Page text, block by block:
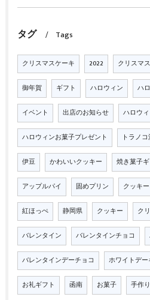
タグ Tags
クリスマスケーキ 2022 クリスマ
御年賀 ギフト ハロウィン ハ
イベント 出店のお知らせ ハロウ
ハロウィンお菓子プレゼント トラノ
伊豆 かわいいクッキー 焼き菓子
アップルパイ 固めプリン クッキ
紅ほっぺ 静岡県 クッキー ク
バレンタイン バレンタインチョコ
バレンタインデーチョコ ホワイトデー
お礼ギフト 函南 お菓子 手作り